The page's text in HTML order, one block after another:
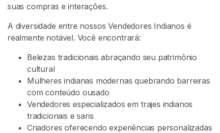
suas compras e interações.
A diversidade entre nossos Vendedores Indianos é
realmente notável. Você encontrará:
Belezas tradicionais abraçando seu patrimônio
cultural
Mulheres indianas modernas quebrando barreiras
com conteúdo ousado
Vendedores especializados em trajes indianos
tradicionais e saris
Criadores oferecendo experiências personalizadas
C
i
n